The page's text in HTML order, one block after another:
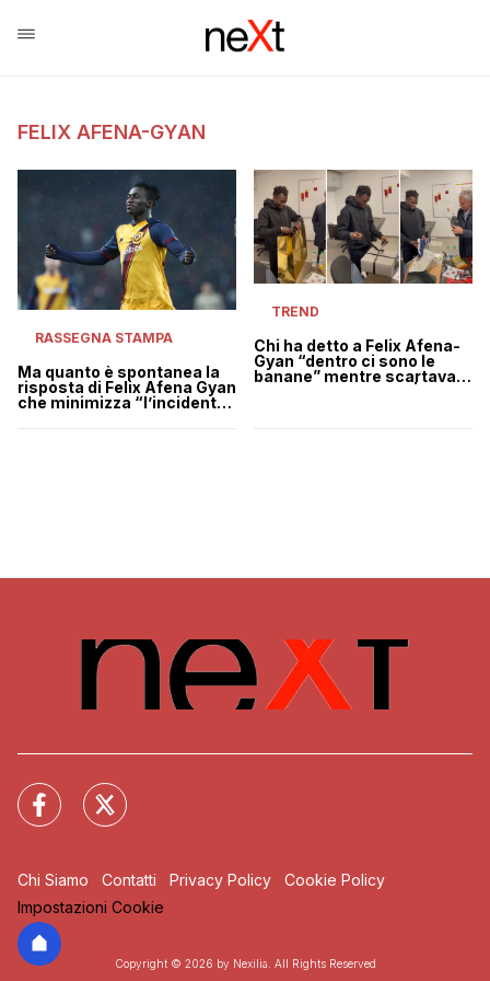
FELIX AFENA-GYAN
RASSEGNA STAMPA
Ma quanto è spontanea la
risposta di Felix Afena Gyan
che minimizza “l’incidente
TREND
Chi ha detto a Felix Afena-
Gyan “dentro ci sono le
banane” mentre scartava il
Chi Siamo Contatti Privacy Policy
Cookie Policy
Impostazioni Cookie
Copyright © 2026 by Nexilia. All Rights Reserved